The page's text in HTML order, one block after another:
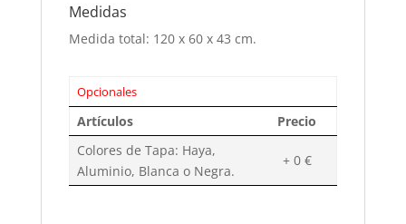
Medidas
Medida total: 120 x 60 x 43 cm.
Opcionales
Artículos
Precio
Colores de Tapa: Haya,
Aluminio, Blanca o Negra.
+ 0 €